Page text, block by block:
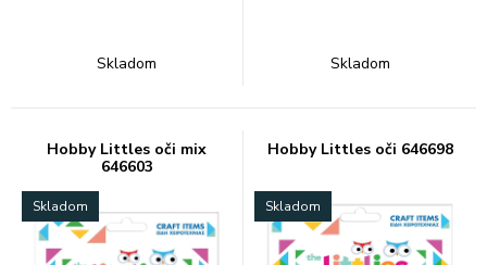
Skladom Skladom
Hobby Littles oči mix
646603
Skladom
Hobby Littles oči 646698
Skladom